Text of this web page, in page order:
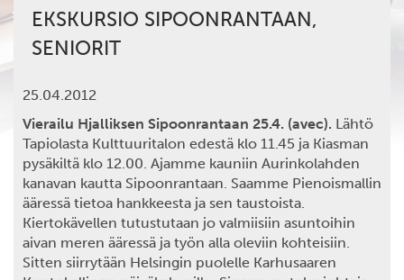
EKSKURSIO SIPOONRANTAAN,
SENIORIT
25.04.2012
Vierailu Hjalliksen Sipoonrantaan 25.4. (avec). Lähtö
Tapiolasta Kulttuuritalon edestä klo 11.45 ja Kiasman
pysäkiltä klo 12.00. Ajamme kauniin Aurinkolahden
kanavan kautta Sipoonrantaan. Saamme Pienoismallin
ääressä tietoa hankkeesta ja sen taustoista.
Kiertokävellen tutustutaan jo valmiisiin asuntoihin
aivan meren ääressä ja työn alla oleviin kohteisiin.
Sitten siirrytään Helsingin puolelle Karhusaaren